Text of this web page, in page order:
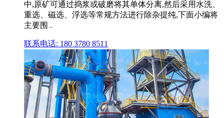
中,原矿可通过捣浆或破磨将其单体分离,然后采用水洗、
重选、磁选、浮选等常规方法进行除杂提纯,下面小编将
主要围 .
联系电话: 180 3780 8511